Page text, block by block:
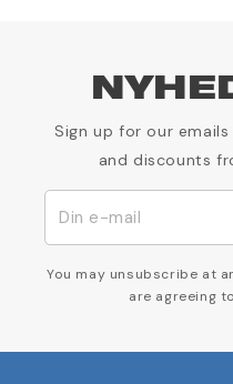
Sign up for our
and discounts
You may unsubscribe at
are agreeing